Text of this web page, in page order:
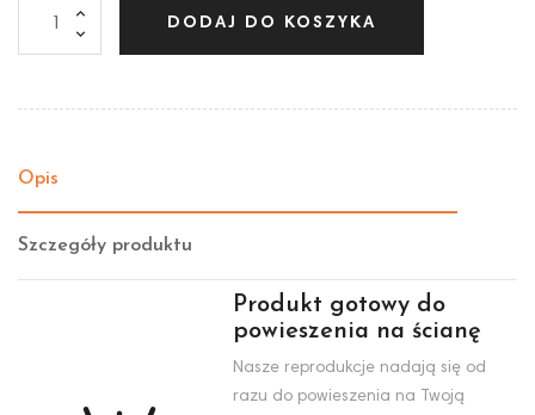
DODAJ DO KOSZYKA
Opis
Szczegóły produktu
Produkt gotowy do
powieszenia na ścianę
Nasze reprodukcje nadają się od
razu do powieszenia na Twoją